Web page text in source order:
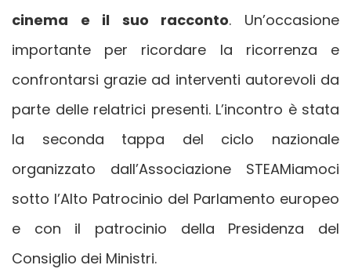
cinema e il suo racconto. Un’occasione
importante per ricordare la ricorrenza e
confrontarsi grazie ad interventi autorevoli da
parte delle relatrici presenti. L’incontro è stata
la seconda tappa del ciclo nazionale
organizzato dall’Associazione STEAMiamoci
sotto l’Alto Patrocinio del Parlamento europeo
e con il patrocinio della Presidenza del
Consiglio dei Ministri.